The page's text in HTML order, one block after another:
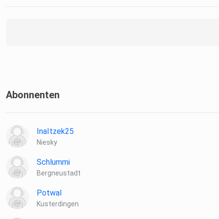
Abonnenten
InaItzek25
Niesky
Schlummi
Bergneustadt
Potwal
Kusterdingen